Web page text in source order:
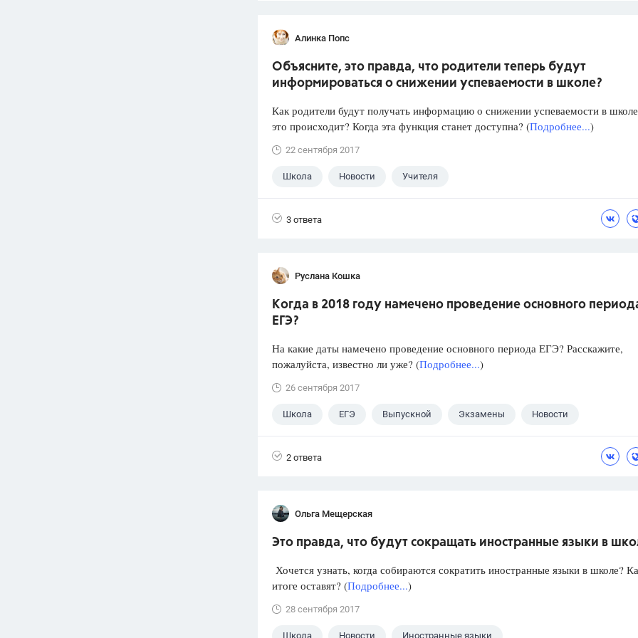
Алинка Попс
Объясните, это правда, что родители теперь будут
информироваться о снижении успеваемости в школе?
Как родители будут получать информацию о снижении успеваемости в
это происходит? Когда эта функция станет доступна? (Подробнее...)
22 сентября 2017
Школа Новости Учителя
3 ответа
Руслана Кошка
Когда в 2018 году намечено проведение основного
ЕГЭ?
На какие даты намечено проведение основного периода ЕГЭ? Расскажите,
пожалуйста, известно ли уже? (Подробнее...)
26 сентября 2017
Школа ЕГЭ Выпускной Экзамены Новости
2 ответа
Ольга Мещерская
Это правда, что будут сокращать иностранные языки в
Хочется узнать, когда собираются сократить иностранные языки в школе?
итоге оставят? (Подробнее...)
28 сентября 2017
Школа Новости Иностранные языки